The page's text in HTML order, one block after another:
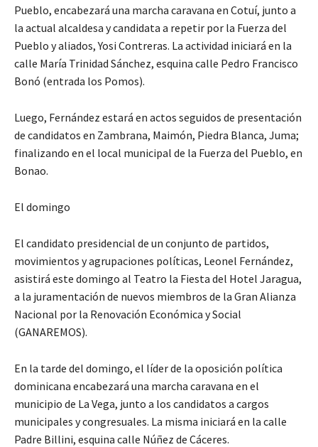
Pueblo, encabezará una marcha caravana en Cotuí, junto a
la actual alcaldesa y candidata a repetir por la Fuerza del
Pueblo y aliados, Yosi Contreras. La actividad iniciará en la
calle María Trinidad Sánchez, esquina calle Pedro Francisco
Bonó (entrada los Pomos).
Luego, Fernández estará en actos seguidos de presentación
de candidatos en Zambrana, Maimón, Piedra Blanca, Juma;
finalizando en el local municipal de la Fuerza del Pueblo, en
Bonao.
El domingo
El candidato presidencial de un conjunto de partidos,
movimientos y agrupaciones políticas, Leonel Fernández,
asistirá este domingo al Teatro la Fiesta del Hotel Jaragua,
a la juramentación de nuevos miembros de la Gran Alianza
Nacional por la Renovación Económica y Social
(GANAREMOS).
En la tarde del domingo, el líder de la oposición política
dominicana encabezará una marcha caravana en el
municipio de La Vega, junto a los candidatos a cargos
municipales y congresuales. La misma iniciará en la calle
Padre Billini, esquina calle Núñez de Cáceres.